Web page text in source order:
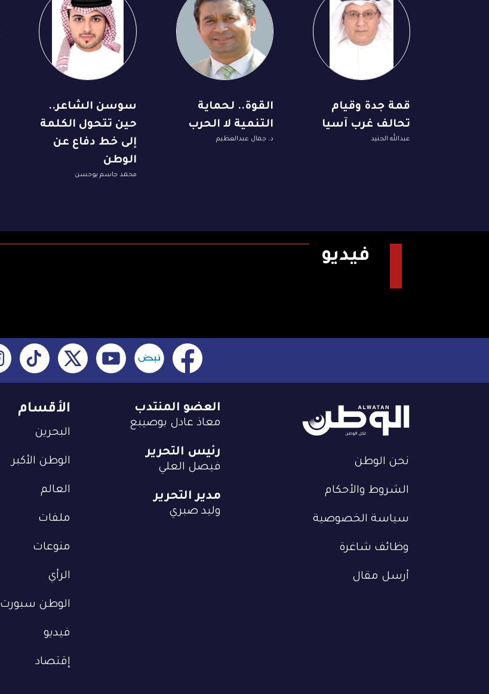
قمة جدة وقيام
تحالف غرب آسيا
عبدالله الجنيد
القوة.. لحماية
التنمية لا الحرب
د. جمال عبدالعظيم
سوسن الشاعر..
حين تتحول الكلمة
إلى خط دفاع عن
الوطن
محمد جاسم بوحسن
فيديو
نحن الوطن
الشروط والأحكام
سياسة الخصوصية
وظائف شاغرة
أرسل مقال
الأقسام
البحرين
الوطن الأكبر
العالم
ملفات
منوعات
الرأي
الوطن سبورت
فيديو
إقتصاد
العضو المنتدب
معاذ عادل بوصيبع
رئيس التحرير
فيصل العلي
مدير التحرير
وليد صبري